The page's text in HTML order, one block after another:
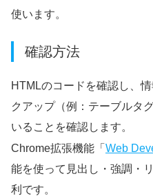
使います。
確認方法
HTMLのコードを確認し、
クアップ（例：テーブルタ
いることを確認します。
Chrome拡張機能「 Web
能を使って見出し・強調・
利です。